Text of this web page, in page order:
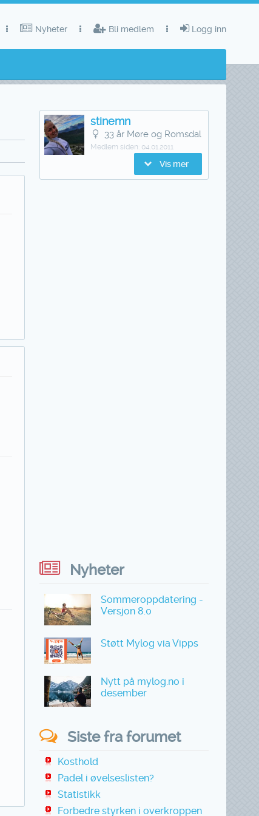
Logg inn
Bli medlem
Nyheter
stinemn
33 år Møre og Romsdal
Medlem siden: 04.01.2011
Vis mer
Nyheter
Sommeroppdatering -
Versjon 8.0
Støtt Mylog via Vipps
Nytt på mylog.no i
desember
Siste fra forumet
Kosthold
Padel i øvelseslisten?
Statistikk
Forbedre styrken i overkroppen